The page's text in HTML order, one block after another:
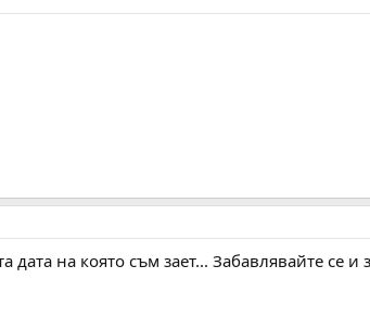
дата на която съм зает... Забавлявайте се